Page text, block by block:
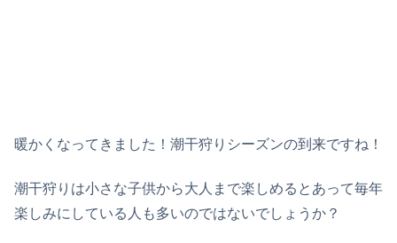
暖かくなってきました！潮干狩りシーズンの到来ですね！
潮干狩りは小さな子供から大人まで楽しめるとあって毎年
楽しみにしている人も多いのではないでしょうか？